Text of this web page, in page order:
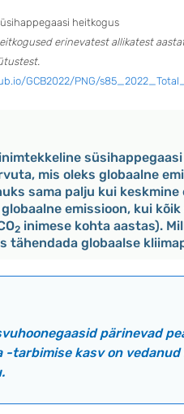
heitkogus
erinevatest allikatest
GCB2022/PNG/
mis oleks globaalne
sama palju kui keskmine
emissioon, kui
2 inimese kohta aastas).
tähendada globaalse
pärinevad
-tarbimise kasv on